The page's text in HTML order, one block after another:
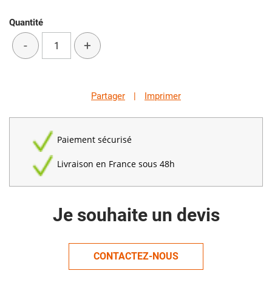
Quantité
- +
Partager | Imprimer
Paiement sécurisé
Livraison en France sous 48h
Je souhaite un devis
CONTACTEZ-NOUS